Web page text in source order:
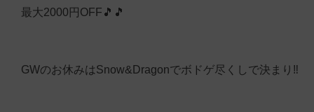
最大2000円OFF🎵🎵
GWのお休みはSnow&Dragonでボドゲ尽くしで決まり‼️